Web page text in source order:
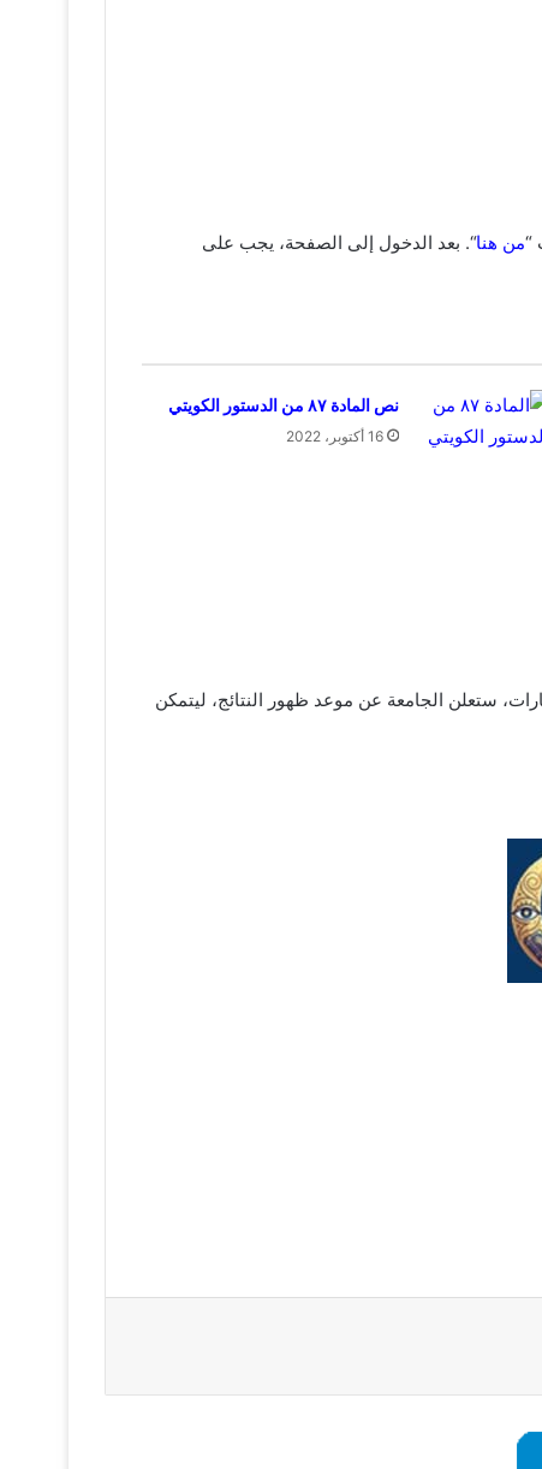
“من هنا“. بعد الدخول إلى الصفحة، يجب على
نص المادة ٨٧ من الدستور الكويتي
16 أكتوبر، 2022
ستعلن الجامعة عن موعد ظهور النتائج، ليتمكن